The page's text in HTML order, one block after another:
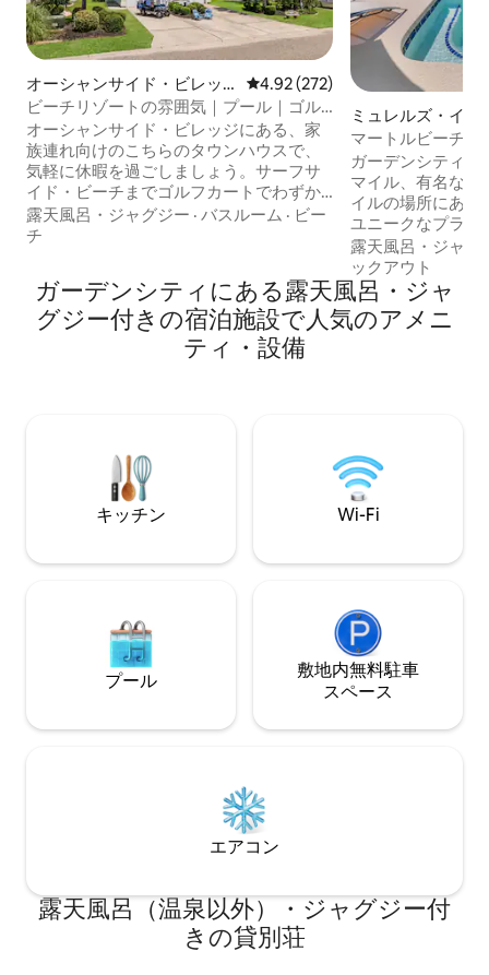
オーシャンサイド・ビレッ
ジの一軒家
レビュー272件、5つ星中4.92つ
4.92 (272)
ビーチリゾートの雰囲気｜プール｜ゴル
フカート｜スプラッシュパッド
オーシャンサイド・ビレッジにある、家
族連れ向けのこちらのタウンハウスで、
気軽に休暇を過ごしましょう。サーフサ
イド・ビーチまでゴルフカートでわずか5
分、専用駐車場も利用できます。1階に位
置する宿泊施設です。屋内では、フルキ
オをお楽しみください。屋外では、180エ
ーカーのゲーテッドコミュニティ内で楽
しめる施設をお楽しみください。プール2
つ、スプラッシュパッド、ホットタブ、
ホットタブ付きの屋内温水プール、遊び
んびりとした拠点となります。
露天風呂・ジャグジー · バスルーム · ビー
チ
ミュレルズ・イン
軒家
マートルビーチの
6寝室/15名様
ガーデンシティビ
マイル、有名なマ
イルの場所にある
ユニークなプライ
のようにおくつろ
ートの温水塩水プ
ァイヤーピットで
のパッティンググ
ムを練習し、フリ
ゴルフコースと周
アトラクションに
露天風呂・ジャグ
ックアウト
ガーデンシティにある露天風呂・ジャ
グジー付きの宿泊施設で人気のアメニ
ティ・設備
キッチン Wi-Fi
プール
敷地内無料駐⁠車
ス⁠ペ⁠ー⁠ス
エアコン
露天風呂（温泉以外）・ジャグジー付
きの貸別荘